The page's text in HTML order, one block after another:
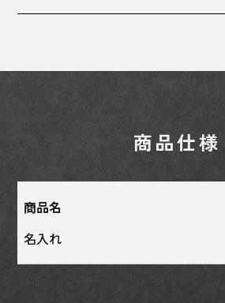
商品仕様
商品名
名入れ